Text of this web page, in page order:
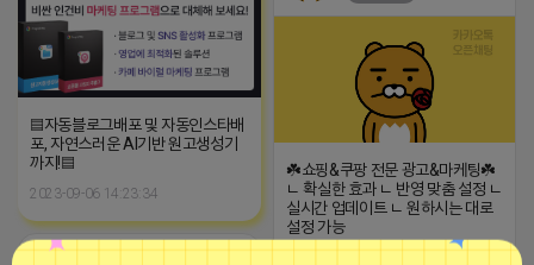
▤자동블로그배포 및 자동인스타배
포, 자연스러운 AI기반 원고생성기
까지!▤
2023-09-06 14:23:34
☘️쇼핑&쿠팡 전문 광고&마케팅☘️
ㄴ 확실한 효과 ㄴ 반영 맞춤 설정 ㄴ
실시간 업데이트 ㄴ 원하시는 대로
설정 가능
옐로카드 프로도